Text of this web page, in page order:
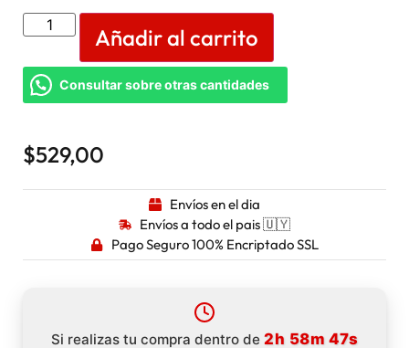
Añadir al carrito
Consultar sobre otras cantidades
$529,00
Envíos en el dia
Envíos a todo el pais 🇺🇾
Pago Seguro 100% Encriptado SSL
Si realizas tu compra dentro de 2h 58m 46s